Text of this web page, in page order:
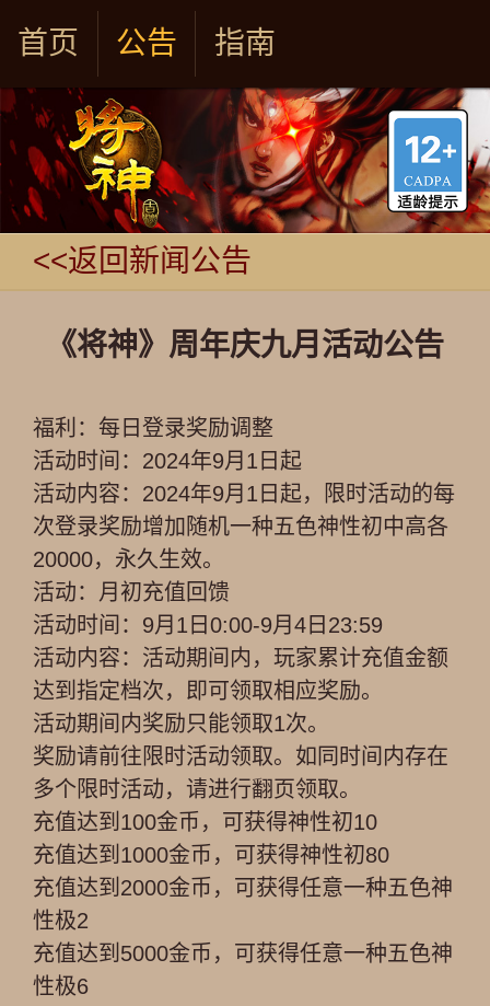
首页 公告 指南
<<返回新闻公告
《将神》周年庆九月活动公告
福利：每日登录奖励调整
活动时间：2024年9月1日起
活动内容：2024年9月1日起，限时活动的每
次登录奖励增加随机一种五色神性初中高各
20000，永久生效。
活动：月初充值回馈
活动时间：9月1日0:00-9月4日23:59
活动内容：活动期间内，玩家累计充值金额
达到指定档次，即可领取相应奖励。
活动期间内奖励只能领取1次。
奖励请前往限时活动领取。如同时间内存在
多个限时活动，请进行翻页领取。
充值达到100金币，可获得神性初10
充值达到1000金币，可获得神性初80
充值达到2000金币，可获得任意一种五色神
性极2
充值达到5000金币，可获得任意一种五色神
性极6